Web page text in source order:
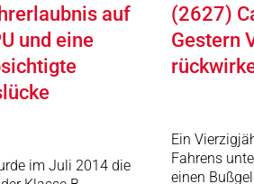
auf
und eine
im Juli 2014 die
(2627)
Gestern
Ein
Fahrens
einen